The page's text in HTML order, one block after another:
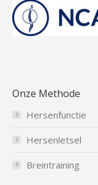
Onze Methode
Hersenfunctie
Hersenletsel
Breintraining